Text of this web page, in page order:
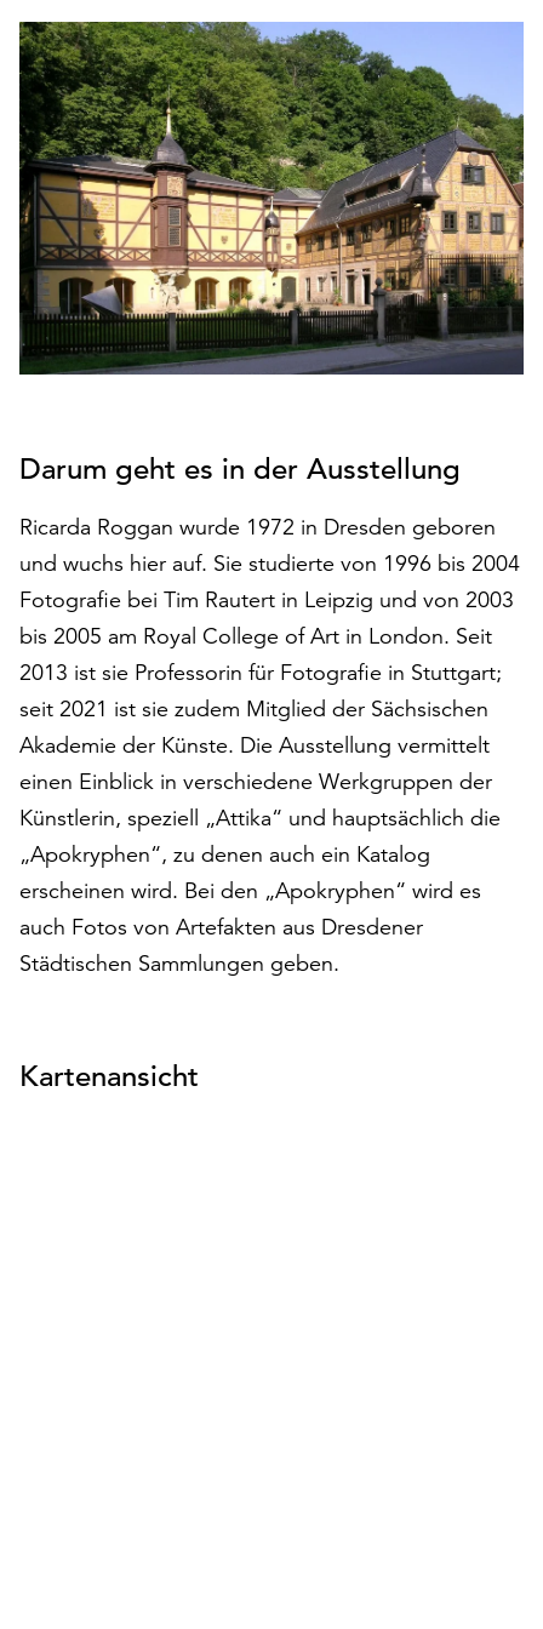
den
Betrieb
der
Seite
notwendig
sind
(funktionale
Cookies),
sowie
solche,
die
lediglich
zu
anonymen
werden.
Klicken
Sie
auf
„Alle
akzeptieren“,
um
alle
Cookies
zu
Sie
können
Ihr
Einverständnis
jederzeit
ändern
und
Ihnen
Darum geht es in der Ausstellung
Ricarda Roggan wurde 1972 in Dresden geboren
und wuchs hier auf. Sie studierte von 1996 bis 2004
Fotografie bei Tim Rautert in Leipzig und von 2003
bis 2005 am Royal College of Art in London. Seit
2013 ist sie Professorin für Fotografie in Stuttgart;
seit 2021 ist sie zudem Mitglied der Sächsischen
Akademie der Künste. Die Ausstellung vermittelt
einen Einblick in verschiedene Werkgruppen der
Künstlerin, speziell „Attika“ und hauptsächlich die
„Apokryphen“, zu denen auch ein Katalog
erscheinen wird. Bei den „Apokryphen“ wird es
auch Fotos von Artefakten aus Dresdener
Städtischen Sammlungen geben.
Kartenansicht